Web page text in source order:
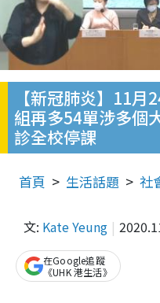
【新冠肺炎】11
組再多54單涉多個
診全校停課
首頁 生活話題 社
文: Kate Yeung
在Google追蹤
《UHK 港生活》